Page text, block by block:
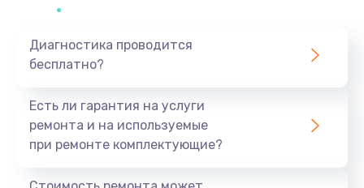
Замена шлейфа матрицы
Заказать
990 руб.
Диагностика проводится
бесплатно?
Есть ли гарантия на услуги
ремонта и на используемые
при ремонте комплектующие?